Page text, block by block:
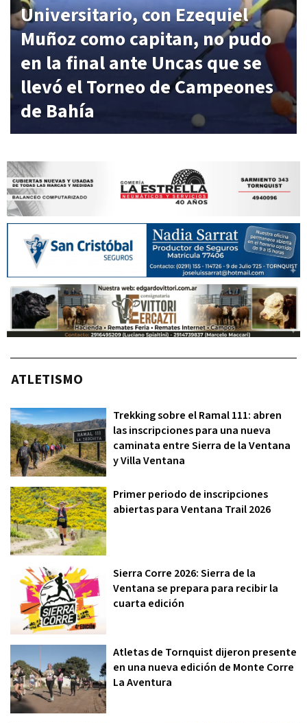
Universitario, con Ezequiel
Muñoz como capitan, no pudo
en la final ante Uncas que se
llevó el Torneo de Campeones
de Bahía
ATLETISMO
Trekking sobre el Ramal 111: abren
las inscripciones para una nueva
caminata entre Sierra de la Ventana
y Villa Ventana
Primer periodo de inscripciones
abiertas para Ventana Trail 2026
Sierra Corre 2026: Sierra de la
Ventana se prepara para recibir la
cuarta edición
Atletas de Tornquist dijeron presente
en una nueva edición de Monte Corre
La Aventura